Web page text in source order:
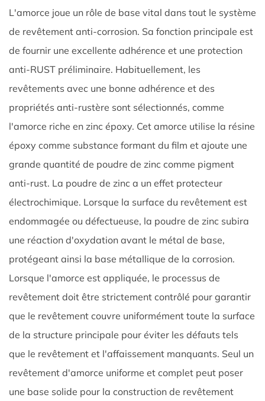
L'amorce joue un rôle de base vital dans tout le système
de revêtement anti-corrosion. Sa fonction principale est
de fournir une excellente adhérence et une protection
anti-RUST préliminaire. Habituellement, les
revêtements avec une bonne adhérence et des
propriétés anti-rustère sont sélectionnés, comme
l'amorce riche en zinc époxy. Cet amorce utilise la résine
époxy comme substance formant du film et ajoute une
grande quantité de poudre de zinc comme pigment
anti-rust. La poudre de zinc a un effet protecteur
électrochimique. Lorsque la surface du revêtement est
endommagée ou défectueuse, la poudre de zinc subira
une réaction d'oxydation avant le métal de base,
protégeant ainsi la base métallique de la corrosion.
Lorsque l'amorce est appliquée, le processus de
revêtement doit être strictement contrôlé pour garantir
que le revêtement couvre uniformément toute la surface
de la structure principale pour éviter les défauts tels
que le revêtement et l'affaissement manquants. Seul un
revêtement d'amorce uniforme et complet peut poser
une base solide pour la construction de revêtement